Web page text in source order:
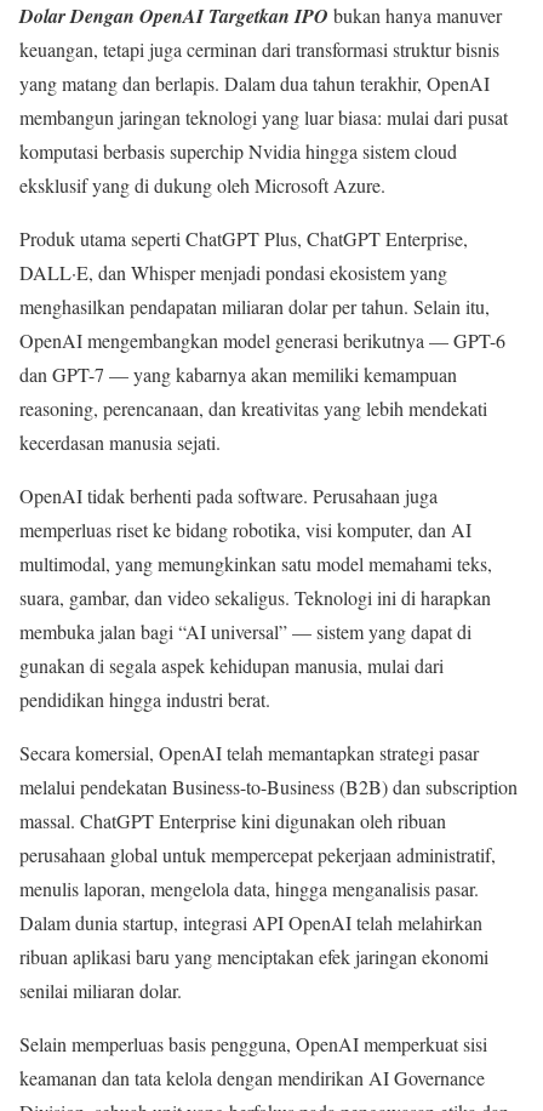
Dolar Dengan OpenAI Targetkan IPO bukan hanya manuver
keuangan, tetapi juga cerminan dari transformasi struktur bisnis
yang matang dan berlapis. Dalam dua tahun terakhir, OpenAI
membangun jaringan teknologi yang luar biasa: mulai dari pusat
komputasi berbasis superchip Nvidia hingga sistem cloud
eksklusif yang di dukung oleh Microsoft Azure.
Produk utama seperti ChatGPT Plus, ChatGPT Enterprise,
DALL·E, dan Whisper menjadi pondasi ekosistem yang
menghasilkan pendapatan miliaran dolar per tahun. Selain itu,
OpenAI mengembangkan model generasi berikutnya — GPT-6
dan GPT-7 — yang kabarnya akan memiliki kemampuan
reasoning, perencanaan, dan kreativitas yang lebih mendekati
kecerdasan manusia sejati.
OpenAI tidak berhenti pada software. Perusahaan juga
memperluas riset ke bidang robotika, visi komputer, dan AI
multimodal, yang memungkinkan satu model memahami teks,
suara, gambar, dan video sekaligus. Teknologi ini di harapkan
membuka jalan bagi “AI universal” — sistem yang dapat di
gunakan di segala aspek kehidupan manusia, mulai dari
pendidikan hingga industri berat.
Secara komersial, OpenAI telah memantapkan strategi pasar
melalui pendekatan Business-to-Business (B2B) dan subscription
massal. ChatGPT Enterprise kini digunakan oleh ribuan
perusahaan global untuk mempercepat pekerjaan administratif,
menulis laporan, mengelola data, hingga menganalisis pasar.
Dalam dunia startup, integrasi API OpenAI telah melahirkan
ribuan aplikasi baru yang menciptakan efek jaringan ekonomi
senilai miliaran dolar.
Selain memperluas basis pengguna, OpenAI memperkuat sisi
keamanan dan tata kelola dengan mendirikan AI Governance